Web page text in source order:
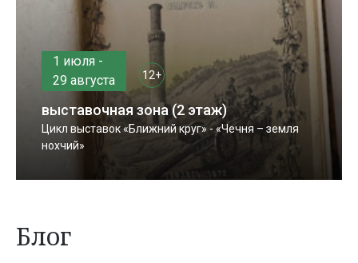
1 июля -
29 августа
12+
выставочная зона (2 этаж)
Цикл выставок «Ближний круг» - «Чечня – земля
нохчий»
Блог